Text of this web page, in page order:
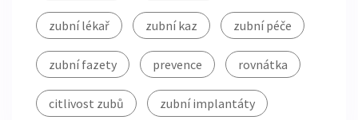
zubní lékař zubní kaz zubní péče
zubní fazety prevence rovnátka
citlivost zubů zubní implantáty